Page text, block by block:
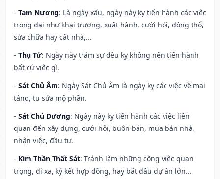
- Tam Nương: Là ngày xấu, ngày này kỵ tiến hành các việc
trọng đại như khai trương, xuất hành, cưới hỏi, động thổ,
sửa chữa hay cất nhà,...
- Thụ Tử: Ngày này trăm sự đều kỵ không nên tiến hành
bất cứ việc gì.
- Sát Chủ Âm: Ngày Sát Chủ Âm là ngày kỵ các việc về mai
táng, tu sửa mộ phần.
- Sát Chủ Dương: Ngày này kỵ tiến hành các việc liên
quan đến xây dựng, cưới hỏi, buôn bán, mua bán nhà,
nhận việc, đầu tư.
- Kim Thần Thất Sát: Tránh làm những công việc quan
trọng, đi xa, ký kết hợp đồng, hay bắt đầu dự án lớn...